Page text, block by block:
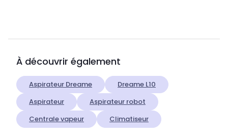
À découvrir également
Aspirateur Dreame
Dreame L10
Aspirateur
Aspirateur robot
Centrale vapeur
Climatiseur